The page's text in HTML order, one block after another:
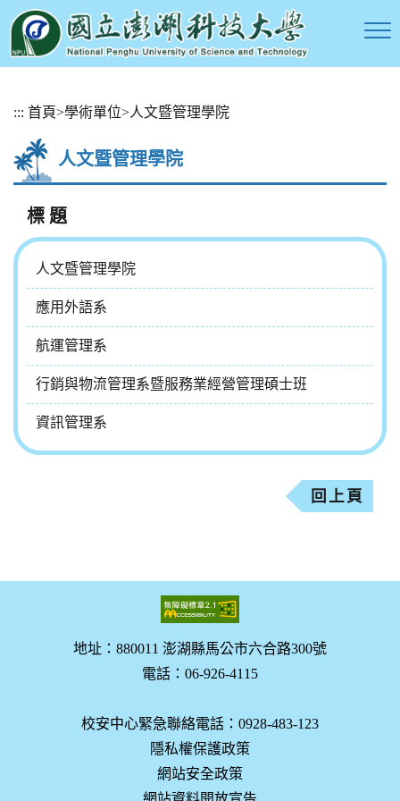
::: 首頁>學術單位>人文暨管理學院
人文暨管理學院
標 題
人文暨管理學院
應用外語系
航運管理系
行銷與物流管理系暨服務業經營管理碩士班
資訊管理系
回上頁
地址：880011 澎湖縣馬公市六合路300號
電話：06-926-4115
校安中心緊急聯絡電話：0928-483-123
隱私權保護政策
網站安全政策